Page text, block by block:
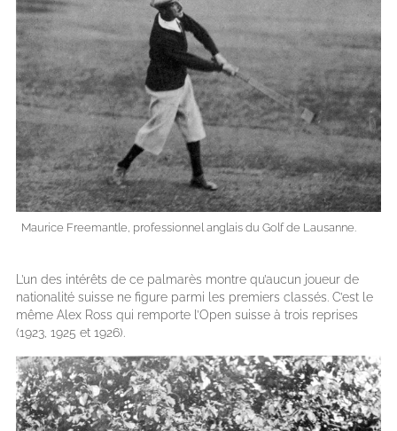
Maurice Freemantle, professionnel anglais du Golf de Lausanne.
L’un des intérêts de ce palmarès montre qu’aucun joueur de
nationalité suisse ne figure parmi les premiers classés. C’est le
même Alex Ross qui remporte l’Open suisse à trois reprises
(1923, 1925 et 1926).